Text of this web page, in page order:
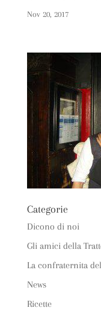
Nov 20, 2017
Categorie
Dicono di noi
Gli amici della
La confraternita
News
Ricette